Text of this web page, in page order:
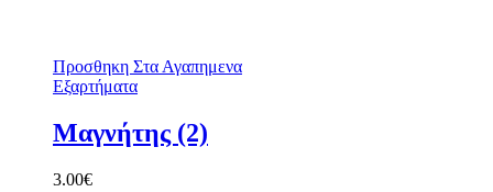
Προσθηκη Στα Αγαπημενα
Εξαρτήματα
Μαγνήτης (2)
3.00€